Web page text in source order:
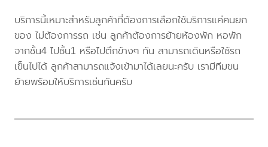
บริการนี้เหมาะสำหรับลูกค้าที่ต้องการเลือกใช้บริการแค่คนยก
ของ ไม่ต้องการรถ เช่น ลูกค้าต้องการย้ายห้องพัก หอพัก
จากชั้น4 ไปชั้น1 หรือไปตึกข้างๆ กัน สามารถเดินหรือใช้รถ
เข็นไปได้ ลูกค้าสามารถแจ้งเข้ามาได้เลยนะครับ เรามีทีมขน
ย้ายพร้อมให้บริการเช่นกันครับ